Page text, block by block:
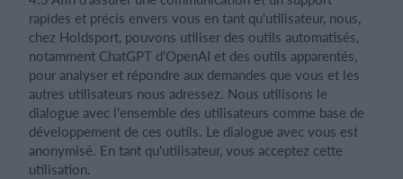
rapides et précis envers vous en tant qu'utilisateur, nous,
chez Holdsport, pouvons utiliser des outils automatisés,
notamment ChatGPT d'OpenAI et des outils apparentés,
pour analyser et répondre aux demandes que vous et les
autres utilisateurs nous adressez. Nous utilisons le
dialogue avec l'ensemble des utilisateurs comme base de
développement de ces outils. Le dialogue avec vous est
anonymisé. En tant qu'utilisateur, vous acceptez cette
utilisation.